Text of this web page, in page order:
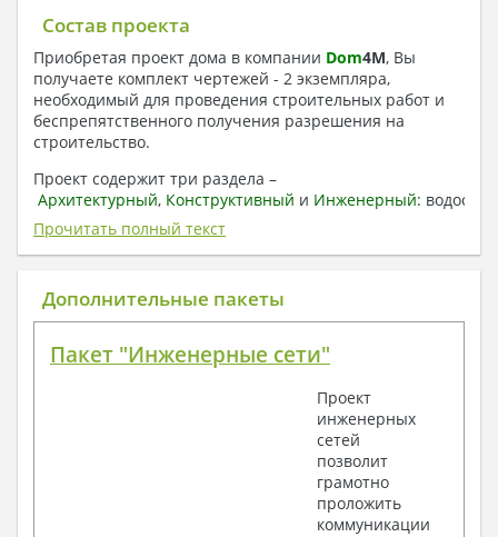
Состав проекта
Приобретая проект дома в компании Dom4M, Вы
получаете комплект чертежей - 2 экземпляра,
необходимый для проведения строительных работ и
беспрепятственного получения разрешения на
строительство.
Проект содержит три раздела –
Архитектурный, Конструктивный и Инженерный:
отопление, вентиляция, канализация,
электроснабжение (приобретается за дополнительную
плату) + Пояснительная записка.
1. Архитектурный раздел:
План координационных осей
Поэтажные маркировочные планы с
Разрезы и состав конструкций
Фасады с ведомостью внешних отделок
Элементы проемов – спецификация
Ведомость перемычек – сечения и
Прочитать полный текст
Дополнительные пакеты
Пакет "Инженерные сети"
Проект
инженерных
сетей
позволит
грамотно
проложить
коммуникации